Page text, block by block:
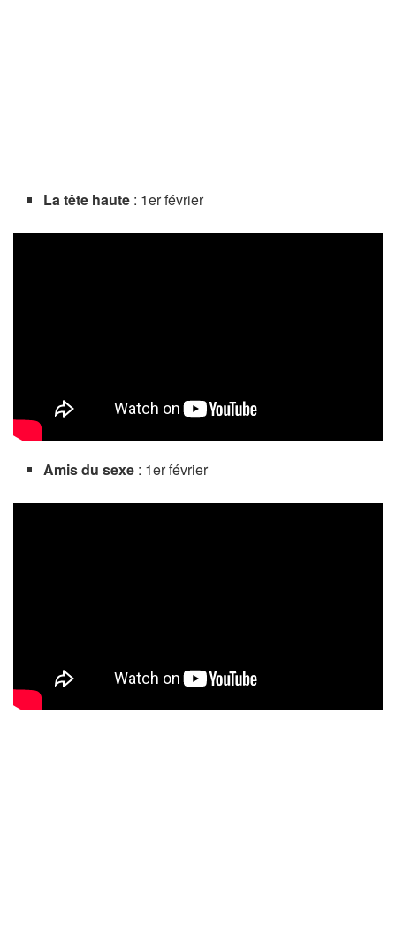
La tête haute : 1er février
Amis du sexe : 1er février